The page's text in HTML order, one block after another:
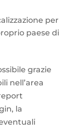
per
paese di
grazie
nell’area
la